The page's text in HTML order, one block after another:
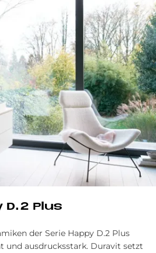
D.2 Plus
der Serie Happy D.2 Plus
und ausdrucksstark. Duravit setzt